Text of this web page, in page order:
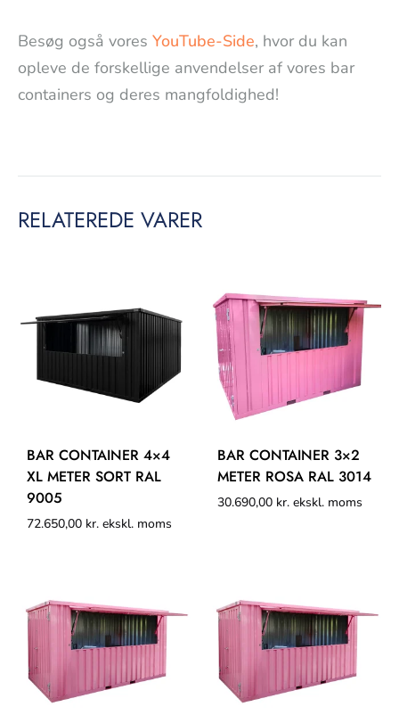
Besøg også vores YouTube-Side, hvor du kan
opleve de forskellige anvendelser af vores bar
containers og deres mangfoldighed!
RELATEREDE VARER
BAR CONTAINER 4×4
XL METER SORT RAL
9005
72.650,00 kr. ekskl. moms
BAR CONTAINER 3×2
METER ROSA RAL 3014
30.690,00 kr. ekskl. moms